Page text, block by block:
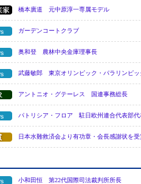
橋本廣道 元中原淳一専属モデル
ガーデンコートクラブ
奥和登 農林中央金庫理事長
武藤敏郎 東京オリンピック・パラリンピッ
アントニオ・グテーレス 国連事務総長
パトリシア・フロア 駐日欧州連合代表部代
日本水難救済会より有功章・会長感謝状を受
小和田恒 第22代国際司法裁判所所長